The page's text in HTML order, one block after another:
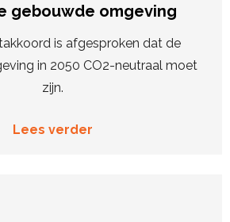
gebouwde omgeving
is afgesproken dat de
in 2050 CO2-neutraal moet
zijn.
Lees verder